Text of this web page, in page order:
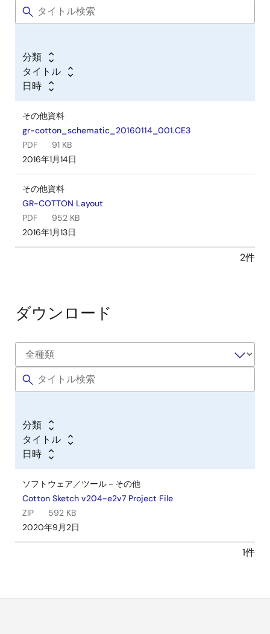
分類
タイトル
日時
その他資料
gr-cotton_schematic_20160114_001.CE3
PDF
91 KB
2016年1月14日
その他資料
GR-COTTON Layout
PDF
952 KB
2016年1月13日
2件
ダウンロード
分類
タイトル
日時
ソフトウェア／ツール－その他
Cotton Sketch v204-e2v7 Project File
ZIP
592 KB
2020年9月2日
1件